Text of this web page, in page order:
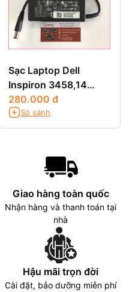
Sạc Laptop Dell
Inspiron 3458,14
3458,14 3000
3458,N3458
280.000 đ
So sánh
Giao hàng toàn quốc
Nhận hàng và thanh toán tại
nhà
Hậu mãi trọn đời
Cài đặt, bảo dưỡng miễn phí